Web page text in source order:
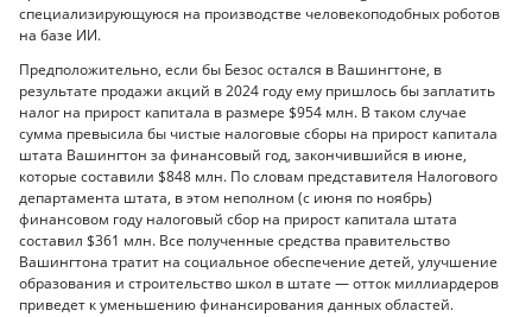
специализирующуюся на производстве человекоподобных роботов
на базе ИИ.
Предположительно, если бы Безос остался в Вашингтоне, в
результате продажи акций в 2024 году ему пришлось бы заплатить
налог на прирост капитала в размере $954 млн. В таком случае
сумма превысила бы чистые налоговые сборы на прирост капитала
штата Вашингтон за финансовый год, закончившийся в июне,
которые составили $848 млн. По словам представителя Налогового
департамента штата, в этом неполном (с июня по ноябрь)
финансовом году налоговый сбор на прирост капитала штата
составил $361 млн. Все полученные средства правительство
Вашингтона тратит на социальное обеспечение детей, улучшение
образования и строительство школ в штате — отток миллиардеров
приведет к уменьшению финансирования данных областей.